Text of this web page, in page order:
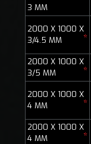
3 MM
2000 X 1000 X
3/4.5 MM
*
2000 X 1000 X
3/5 MM
*
2000 X 1000 X
4 MM
*
2000 X 1000 X
4 MM
*